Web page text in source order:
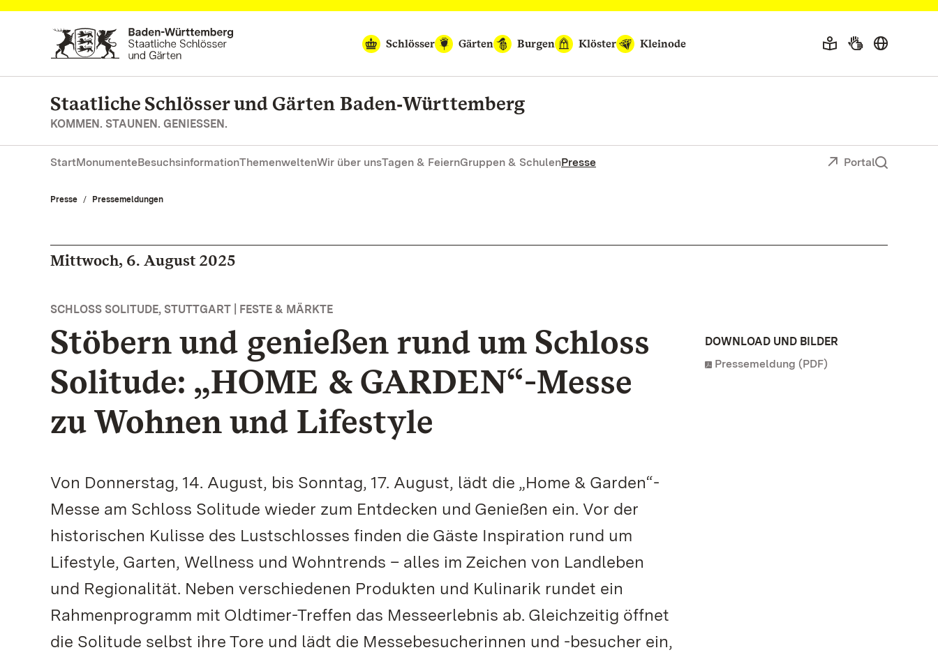
Zum Hauptinhalt springen
Schlösser
Gärten Burgen Klöster Kleinode
Staatliche Schlösser und Gärten Baden‑Württemberg
KOMMEN. STAUNEN. GENIESSEN.
StartMonumenteBesuchsinformationThemenweltenWir über unsTagen & FeiernGruppen & SchulenPresse Portal
Presse Pressemeldungen
Mittwoch, 6. August 2025
SCHLOSS SOLITUDE, STUTTGART | FESTE & MÄRKTE
Stöbern und genießen rund um Schloss
Solitude: „HOME & GARDEN“-Messe
zu Wohnen und Lifestyle
Von Donnerstag, 14. August, bis Sonntag, 17. August, lädt die „Home & Garden“-
Messe am Schloss Solitude wieder zum Entdecken und Genießen ein. Vor der
historischen Kulisse des Lustschlosses finden die Gäste Inspiration rund um
Lifestyle, Garten, Wellness und Wohntrends – alles im Zeichen von Landleben
und Regionalität. Neben verschiedenen Produkten und Kulinarik rundet ein
Rahmenprogramm mit Oldtimer-Treffen das Messeerlebnis ab. Gleichzeitig öffnet
die Solitude selbst ihre Tore und lädt die Messebesucherinnen und -besucher ein,
DOWNLOAD UND BILDER
Pressemeldung (PDF)